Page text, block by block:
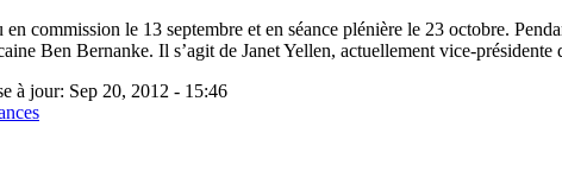
commission le 13 septembre et en séance plénière le 23 octobre.
Ben Bernanke. Il s’agit de Janet Yellen, actuellement vice-présidente
à jour: Sep 20, 2012 - 15:46